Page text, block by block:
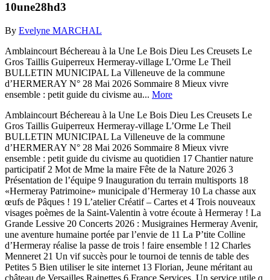
10une28hd3
By Evelyne MARCHAL
Amblaincourt Béchereau à la Une Le Bois Dieu Les Creusets Le
Gros Taillis Guiperreux Hermeray-village L’Orme Le Theil
BULLETIN MUNICIPAL La Villeneuve de la commune
d’HERMERAY N° 28 Mai 2026 Sommaire 8 Mieux vivre
ensemble : petit guide du civisme au... More
Amblaincourt Béchereau à la Une Le Bois Dieu Les Creusets Le
Gros Taillis Guiperreux Hermeray-village L’Orme Le Theil
BULLETIN MUNICIPAL La Villeneuve de la commune
d’HERMERAY N° 28 Mai 2026 Sommaire 8 Mieux vivre
ensemble : petit guide du civisme au quotidien 17 Chantier nature
participatif 2 Mot de Mme la maire Fête de la Nature 2026 3
Présentation de l’équipe 9 Inauguration du terrain multisports 18
«Hermeray Patrimoine» municipale d’Hermeray 10 La chasse aux
œufs de Pâques ! 19 L’atelier Créatif – Cartes et 4 Trois nouveaux
visages poèmes de la Saint-Valentin à votre écoute à Hermeray ! La
Grande Lessive 20 Concerts 2026 : Musigraines Hermeray Avenir,
une aventure humaine portée par l’envie de 11 La P’tite Colline
d’Hermeray réalise la passe de trois ! faire ensemble ! 12 Charles
Menneret 21 Un vif succès pour le tournoi de tennis de table des
Petites 5 Bien utiliser le site internet 13 Florian, Jeune méritant au
château de Versailles Rainettes 6 France Services, Un service utile q